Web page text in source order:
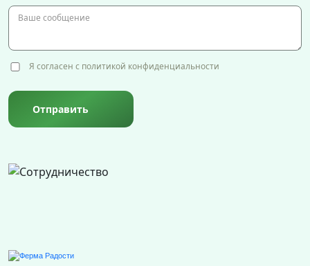
Я согласен с политикой конфиденциальности
Отправить